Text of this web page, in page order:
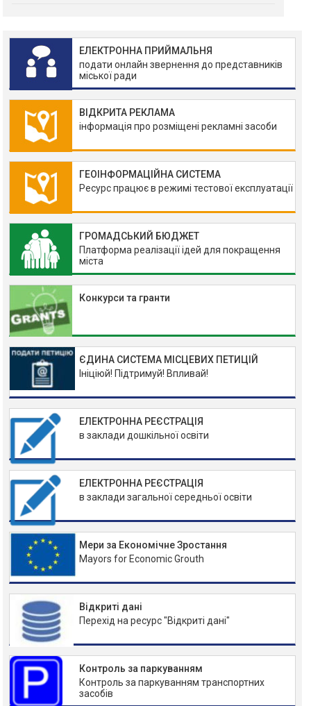
ЕЛЕКТРОННА ПРИЙМАЛЬНЯ
подати онлайн звернення до представників
міської ради
ВІДКРИТА РЕКЛАМА
інформація про розміщені рекламні засоби
ГЕОІНФОРМАЦІЙНА СИСТЕМА
Ресурс працює в режимі тестової експлуатації
ГРОМАДСЬКИЙ БЮДЖЕТ
Платформа реалізації ідей для покращення
міста
Конкурси та гранти
ЄДИНА СИСТЕМА МІСЦЕВИХ ПЕТИЦІЙ
Ініціюй! Підтримуй! Впливай!
ЕЛЕКТРОННА РЕЄСТРАЦІЯ
в заклади дошкільної освіти
ЕЛЕКТРОННА РЕЄСТРАЦІЯ
в заклади загальної середньої освіти
Мери за Економічне Зростання
Mayors for Economic Grouth
Відкриті дані
Перехід на ресурс "Відкриті дані"
Контроль за паркуванням
Контроль за паркуванням транспортних
засобів